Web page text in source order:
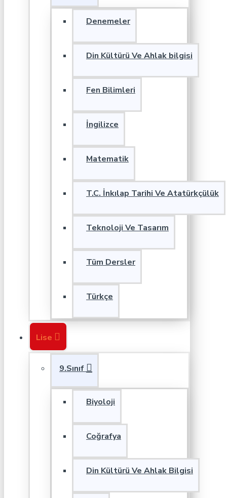
Denemeler
Din Kültürü Ve Ahlak bilgisi
Fen Bilimleri
İngilizce
Matematik
T.C. İnkılap Tarihi Ve Atatürkçülük
Teknoloji Ve Tasarım
Tüm Dersler
Türkçe
Lise
9.Sınıf
Biyoloji
Coğrafya
Din Kültürü Ve Ahlak Bilgisi